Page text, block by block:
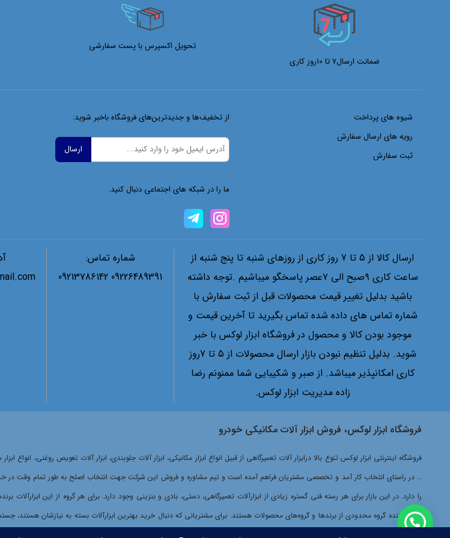
Sumak
Topex
Tosan
Twana
Wofo
Wood
Yellow jacket
ایران پتک
ایران صنعت
اینگو
باس
ضمانت ارسال7 تا 10روز کاری
تحویل اکسپرس با پست سفارشی
شیوه های پرداخت
رویه های ارسال سفارش
ثبت سفارش
از تخفیف‌ها و جدیدترین‌های فروشگاه باخبر شوید:
ما را در شبکه های اجتماعی دنبال کنید.
ارسال کالا از 5 تا 7 روز کاری از روزهای شنبه تا پنج شنبه از
ساعت کاری ۹صبح الی ۷عصر پاسخگو میباشیم .توجه داشته
باشید بدلیل تغییر قیمت محصولات قبل از ثبت سفارش با
شماره تماس های داده شده تماس بگیرید تا آخرین قیمت و
موجود بودن کالا و محصول در فروشگاه ابزار لوکس با خبر
شوید. بدلیل تنظیم نبودن بازار ارسال محصولات از 5 تا 7روز
کاری امکانپذیر میباشد. از صبر و شکیبایی شما ممنونم رضا
زاده مدیریت ابزار لوکس.
شماره تماس:
09226489391 09213786142
فروشگاه ابزار لوکس، فروش ابزار آلات مکانیکی خودرو
فروشگاه اینترنتی ابزار لوکس تنوع بالا درابزار آلات تعمیرگاهی از قبیل انواع ابزار مکانیکی، ابزار آلات جلوبندی، ابزار آلات تعویض
… در راستای انتخاب کار آمد و تخصصی مشتریان فراهم آمده است و تیم مشاوره و فروش این شرکت جهت انتخاب اصلح به طور تمام وقت در خدمت
را دارد. در این بازار برای هر رسته فنی گستره زیادی از ابزارآلات تعمیرگاهی، دستی، بادی و بنزینی وجود دارد. برای هر گروه از این
عرضه کننده گروه محدودی از برندها و گروه‌های محصولات هستند. برای مشتریانی که دنبال خرید بهترین ابزارآلات بسته به نیازشان هستند،
خرید پیچیده‌تر خواهد شد.